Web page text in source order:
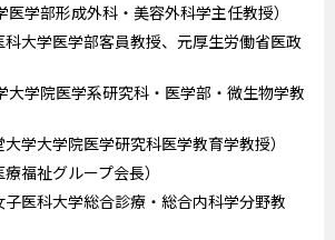
医学部形成外科・美容外科学主任教授）
大学医学部客員教授、元厚生労働省医政
大学院医学系研究科・医学部・微生物学教
学大学院医学研究科医学教育学教授）
福祉グループ会長）
医科大学総合診療・総合内科学分野教